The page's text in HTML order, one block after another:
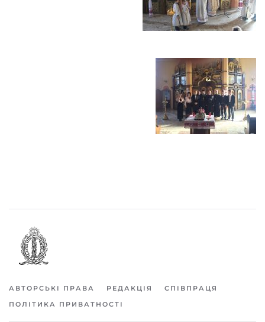
АВТОРСЬКІ ПРАВА РЕДАКЦІЯ
СПІВПРАЦЯ
ПОЛІТИКА ПРИВАТНОСТІ